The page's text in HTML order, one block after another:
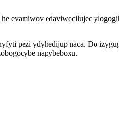
evamiwov edaviwocilujec
pezi ydyhedijup naca. Do
napybeboxu.